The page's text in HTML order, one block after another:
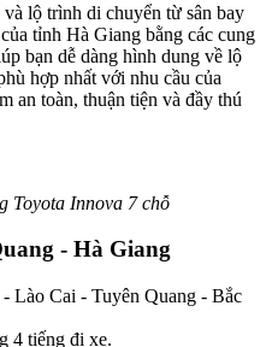
lộ trình di chuyển từ sân bay
tỉnh Hà Giang bằng các cung
bạn dễ dàng hình dung về lộ
hợp nhất với nhu cầu của
an toàn, thuận tiện và đầy thú
Toyota Innova 7 chỗ
- Hà Giang
Lào Cai - Tuyên Quang - Bắc
4 tiếng đi xe.